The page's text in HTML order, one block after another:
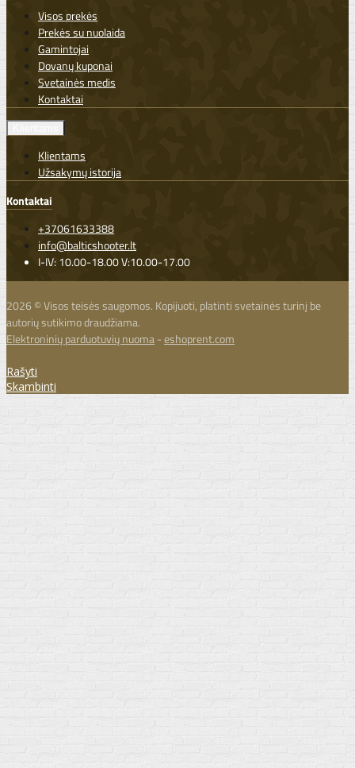
Visos prekės
Prekės su nuolaida
Gamintojai
Dovanų kuponai
Svetainės medis
Kontaktai
Klientams
Užsakymų istorija
Kontaktai
+37061633388
info@balticshooter.lt
I-IV: 10.00-18.00 V:10.00-17.00
2026 © Visos teisės saugomos. Kopijuoti, platinti svetainės turinį be
autorių sutikimo draudžiama.
Elektroninių parduotuvių nuoma-eshoprent.com
Rašyti
Skambinti